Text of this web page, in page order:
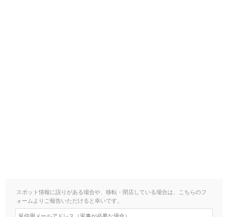
スポット情報に誤りがある場合や、移転・閉店している場合は、こちらのフ
ォームよりご報告いただけると幸いです。